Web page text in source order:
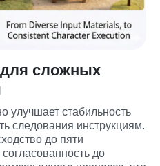
сложных
улучшает стабильность
следования инструкциям.
до пяти
до